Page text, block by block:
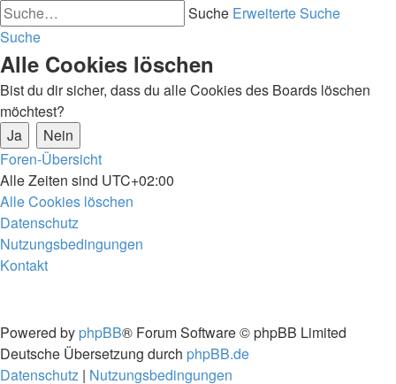
Suche Erweiterte Suche
Suche
Alle Cookies löschen
Bist du dir sicher, dass du alle Cookies des Boards löschen
möchtest?
Foren-Übersicht
Alle Zeiten sind UTC+02:00
Alle Cookies löschen
Datenschutz
Nutzungsbedingungen
Kontakt
Powered by phpBB® Forum Software © phpBB Limited
Deutsche Übersetzung durch phpBB.de
Datenschutz | Nutzungsbedingungen